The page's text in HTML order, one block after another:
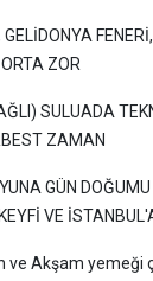
ZOR
SULUADA
ZAMAN
GÜN
VE
ve Akşam yemeği